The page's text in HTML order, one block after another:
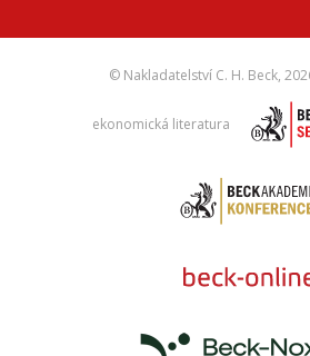
© Nakladatelství C. H. Beck,
ekonomická literatura